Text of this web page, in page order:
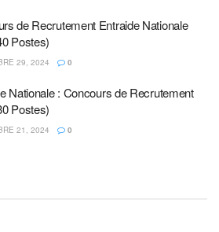
de Recrutement Entraide Nationale
Postes)
29, 2024 0
Nationale : Concours de Recrutement
Postes)
21, 2024 0